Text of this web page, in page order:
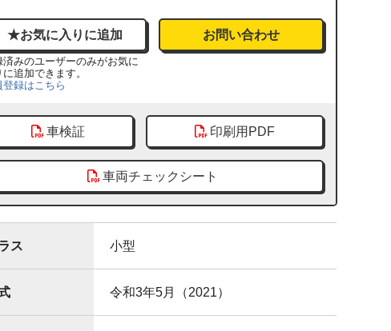
済みのユーザーのみがお気に
に追加できます。
登録はこちら
お問い合わせ
車検証 印刷用PDF
車両チェックシート
ス 小型
令和3年5月（2021）